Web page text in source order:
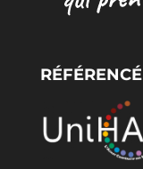
RÉFÉRENCÉ